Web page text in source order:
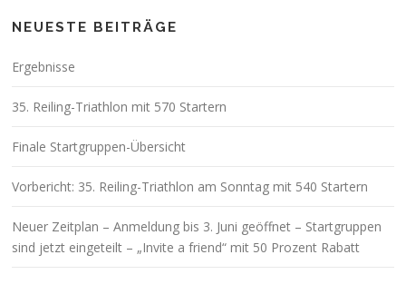
NEUESTE BEITRÄGE
Ergebnisse
35. Reiling-Triathlon mit 570 Startern
Finale Startgruppen-Übersicht
Vorbericht: 35. Reiling-Triathlon am Sonntag mit 540 Startern
Neuer Zeitplan – Anmeldung bis 3. Juni geöffnet – Startgruppen
sind jetzt eingeteilt – „Invite a friend“ mit 50 Prozent Rabatt